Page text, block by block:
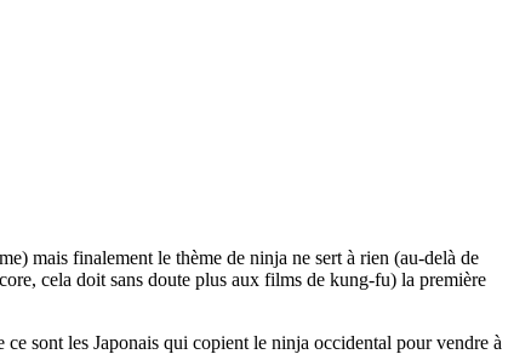
mais finalement le thème de ninja ne sert à rien (au-delà de
cela doit sans doute plus aux films de kung-fu) la première
sont les Japonais qui copient le ninja occidental pour vendre à